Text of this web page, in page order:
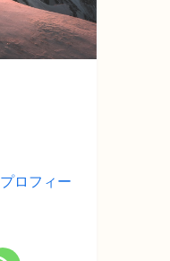
プロフィー